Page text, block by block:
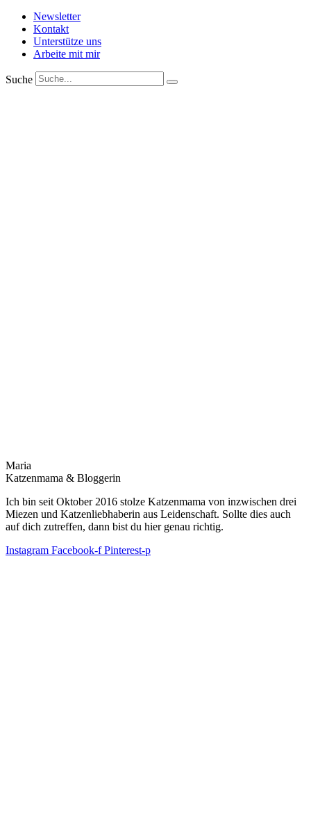
Newsletter
Kontakt
Unterstütze uns
Arbeite mit mir
Suche
Maria
Katzenmama & Bloggerin
Ich bin seit Oktober 2016 stolze Katzenmama von inzwischen drei
Miezen und Katzenliebhaberin aus Leidenschaft. Sollte dies auch
auf dich zutreffen, dann bist du hier genau richtig.
Instagram Facebook-f Pinterest-p